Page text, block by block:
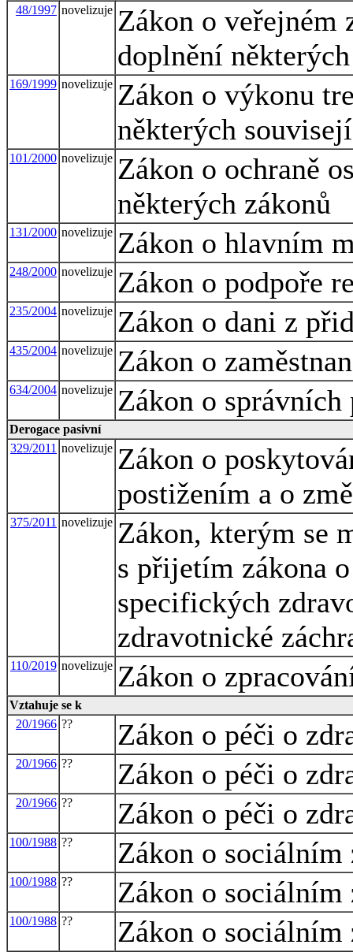
48/1997 novelizuje Zákon o veřejném
doplnění
169/1999 novelizuje Zákon o výkonu
některých
101/2000 novelizuje Zákon o ochraně
některých zákonů
131/2000 novelizuje Zákon o hlavním
248/2000 novelizuje Zákon o podpoře
235/2004 novelizuje Zákon o dani z
435/2004 novelizuje Zákon o
634/2004 novelizuje Zákon o
Derogace pasivní
329/2011 novelizuje Zákon o
postižením a o
375/2011 novelizuje Zákon, kterým se
s přijetím zákona
specifických
zdravotnické
110/2019 novelizuje Zákon o
Vztahuje se k
20/1966 ?? Zákon o péči o
20/1966 ?? Zákon o péči o
20/1966 ?? Zákon o péči o
100/1988 ?? Zákon o sociálním
100/1988 ?? Zákon o sociálním
100/1988 ?? Zákon o sociálním